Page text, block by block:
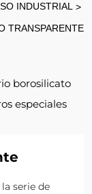
INDUSTRIAL
TRANSPARENTE
borosilicato
especiales
serie de